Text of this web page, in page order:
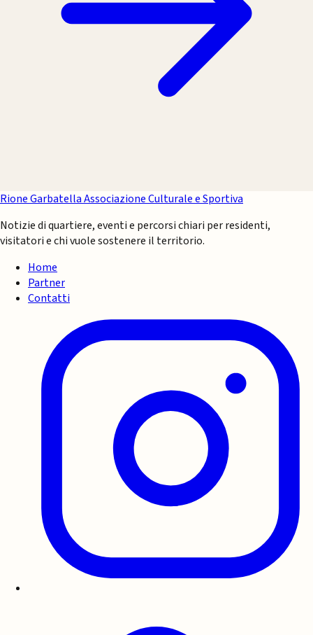
Rione GarbatellaAssociazione Culturale e Sportiva
Notizie di quartiere, eventi e percorsi chiari per residenti,
visitatori e chi vuole sostenere il territorio.
Home
Partner
Contatti